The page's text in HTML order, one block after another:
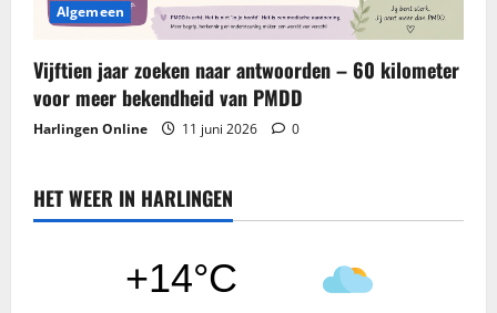
Algemeen
Vijftien jaar zoeken naar antwoorden – 60 kilometer
voor meer bekendheid van PMDD
Harlingen Online 11 juni 2026 0
HET WEER IN HARLINGEN
+14°C